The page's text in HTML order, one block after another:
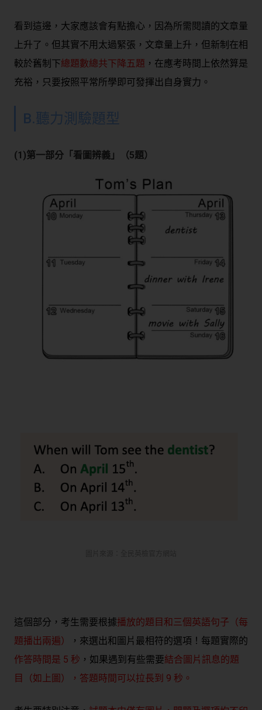
看到這邊，大家應該會有點擔心，因為所需閱讀的文章量
上升了。但其實不用太過緊張，文章量上升，但新制在相
較於舊制下總題數總共下降五題 ，在應考時間上依然算是
充裕，只要按照平常所學即可發揮出自身實力。
B.聽力測驗題型
(1)第一部分「看圖辨義」（5題）
這個部分，考生需要根據播放的題目和三個英語句子（每
題播出兩遍）
，來選出和圖片最相符的選項！每題實際的
作答時間是 5 秒 ，如果遇到有些需要結合圖片訊息的題
目（如上圖），答題時間可以拉長到 9 秒。